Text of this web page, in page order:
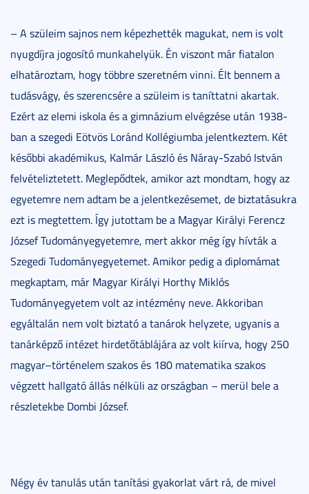
– A szüleim sajnos nem képezhették magukat, nem is volt
nyugdíjra jogosító munkahelyük. Én viszont már fiatalon
elhatároztam, hogy többre szeretném vinni. Élt bennem a
tudásvágy, és szerencsére a szüleim is taníttatni akartak.
Ezért az elemi iskola és a gimnázium elvégzése után 1938-
ban a szegedi Eötvös Loránd Kollégiumba jelentkeztem. Két
későbbi akadémikus, Kalmár László és Náray-Szabó István
felvételiztetett. Meglepődtek, amikor azt mondtam, hogy az
egyetemre nem adtam be a jelentkezésemet, de biztatásukra
ezt is megtettem. Így jutottam be a Magyar Királyi Ferencz
József Tudományegyetemre, mert akkor még így hívták a
Szegedi Tudományegyetemet. Amikor pedig a diplomámat
megkaptam, már Magyar Királyi Horthy Miklós
Tudományegyetem volt az intézmény neve. Akkoriban
egyáltalán nem volt biztató a tanárok helyzete, ugyanis a
tanárképző intézet hirdetőtáblájára az volt kiírva, hogy 250
magyar–történelem szakos és 180 matematika szakos
végzett hallgató állás nélküli az országban – merül bele a
részletekbe Dombi József.
Négy év tanulás után tanítási gyakorlat várt rá, de mivel